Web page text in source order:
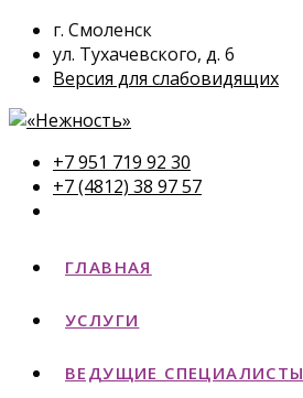
г. Смоленск
ул. Тухачевского, д. 6
Версия для слабовидящих
+7 951 719 92 30
+7 (4812) 38 97 57
ГЛАВНАЯ
УСЛУГИ
ВЕДУЩИЕ СПЕЦИАЛИСТЫ